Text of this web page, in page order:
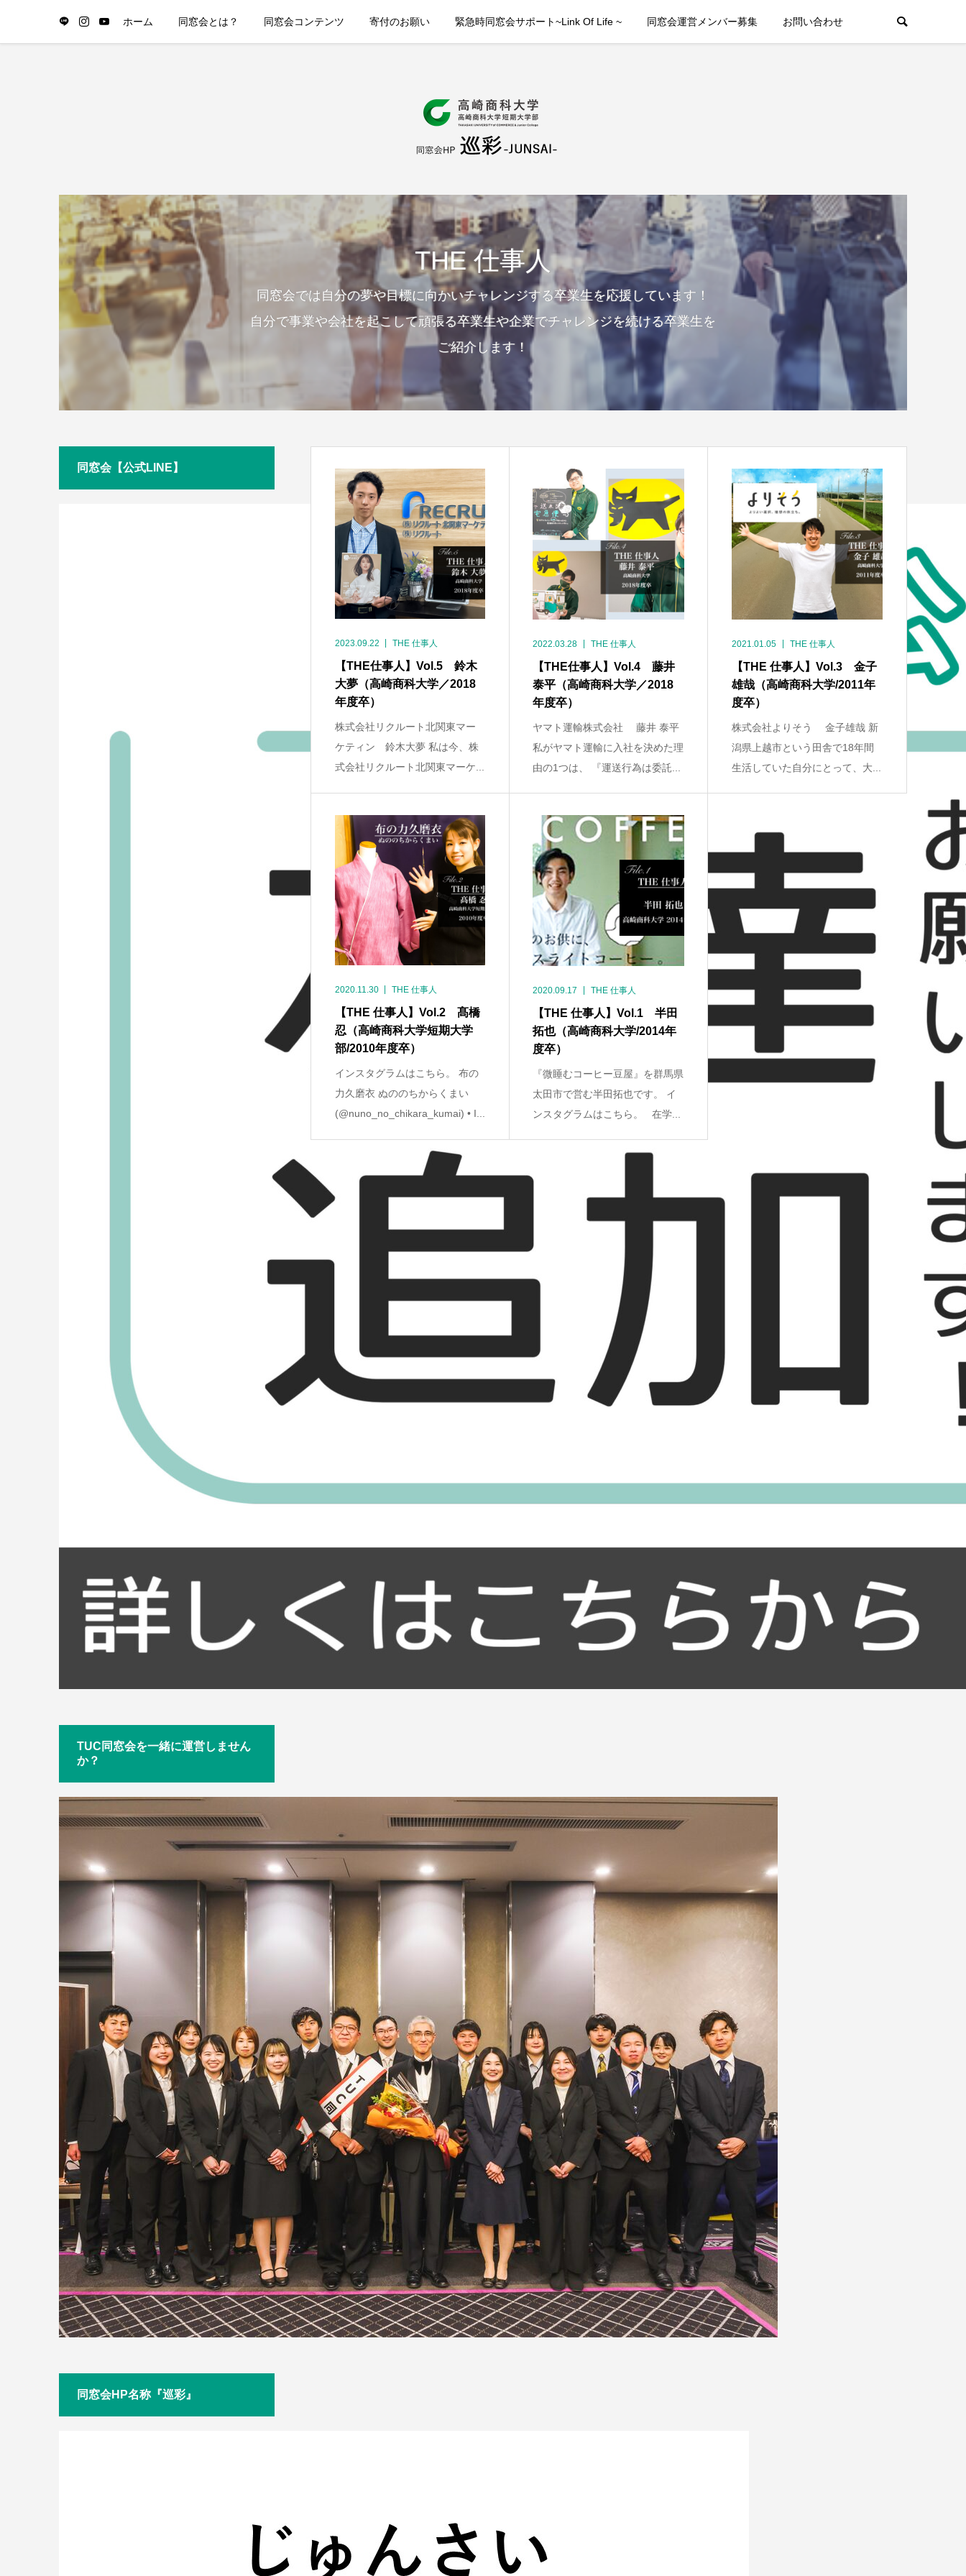
ホーム 同窓会とは？ 同窓会コンテンツ 寄付のお願い 緊急時同窓会サポート~Link Of Life ~ 同窓会運営メンバー募集 お問い合わせ
THE 仕事人
同窓会では自分の夢や目標に向かいチャレンジする卒業生を応援しています！
自分で事業や会社を起こして頑張る卒業生や企業でチャレンジを続ける卒業生を
ご紹介します！
2023.09.22 THE 仕事人
【THE仕事人】Vol.5 鈴木
大夢（高崎商科大学／2018
年度卒）
株式会社リクルート北関東マー
ケティン 鈴木大夢 私は今、株
式会社リクルート北関東マーケ...
2022.03.28 THE 仕事人
【THE仕事人】Vol.4 藤井
泰平（高崎商科大学／2018
年度卒）
ヤマト運輸株式会社 藤井 泰平
私がヤマト運輸に入社を決めた理
由の1つは、 『運送行為は委託...
2021.01.05 THE 仕事人
【THE 仕事人】Vol.3 金子
雄哉（高崎商科大学/2011年
度卒）
株式会社よりそう 金子雄哉 新
潟県上越市という田舎で18年間
生活していた自分にとって、大...
2020.11.30 THE 仕事人
【THE 仕事人】Vol.2 髙橋
忍（高崎商科大学短期大学
部/2010年度卒）
インスタグラムはこちら。 布の
力久磨衣 ぬののちからくまい
(@nuno_no_chikara_kumai) • I...
2020.09.17 THE 仕事人
【THE 仕事人】Vol.1 半田
拓也（高崎商科大学/2014年
度卒）
『微睡むコーヒー豆屋』を群馬県
太田市で営む半田拓也です。 イ
ンスタグラムはこちら。 在学...
同窓会【公式LINE】
TUC同窓会を一緒に運営しません
か？
同窓会HP名称『巡彩』